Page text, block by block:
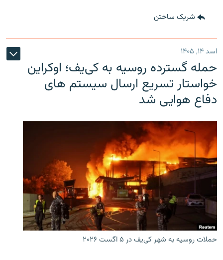
شریک ساختن
اسد ۱۴, ۱۴۰۵
حمله گسترده روسیه به کی‌یف؛ اوکراین
خواستار تسریع ارسال سیستم های
دفاع هوایی شد
حملات روسیه به شهر کی‌یف در ۵ اگست ۲۰۲۶